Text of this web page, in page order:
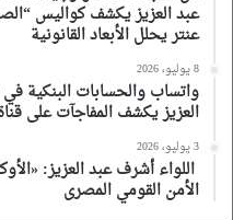
عبد العزيز يكشف كواليس
عنتر يحلل الأبعاد القانونية
8 يوليو، 2026
واتساب والحسابات البنكية
العزيز يكشف المفاجآت على
3 يوليو، 2026
اللواء أشرف عبد العزيز:
الأمن القومي المصرى